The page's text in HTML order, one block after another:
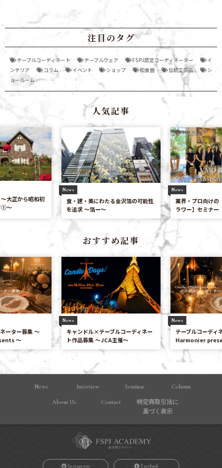
注目のタグ
テーブルコーディネート テーブルウェア FSPJ認定コーディネーター
イ
ンテリア
コラム イベント ショップ 和食器 伝統工芸品
シ
ョールーム
人気記事
大正から昭和初
①〜
News
食・建・美にわたる金沢箔の可能性
を追求 〜箔ー〜
News
業界・プロ向けの
ラワー】セミナー
おすすめ記事
ーター募集 〜
〜
News
キャンドル×テーブルコーディネー
ト作品募集 ～JCA主催～
News
テーブルコーディ
Harmonier
News Interview Seminar Column
About Us Contact
特定商取引法に
基づく表⽰
Instagram Facebook